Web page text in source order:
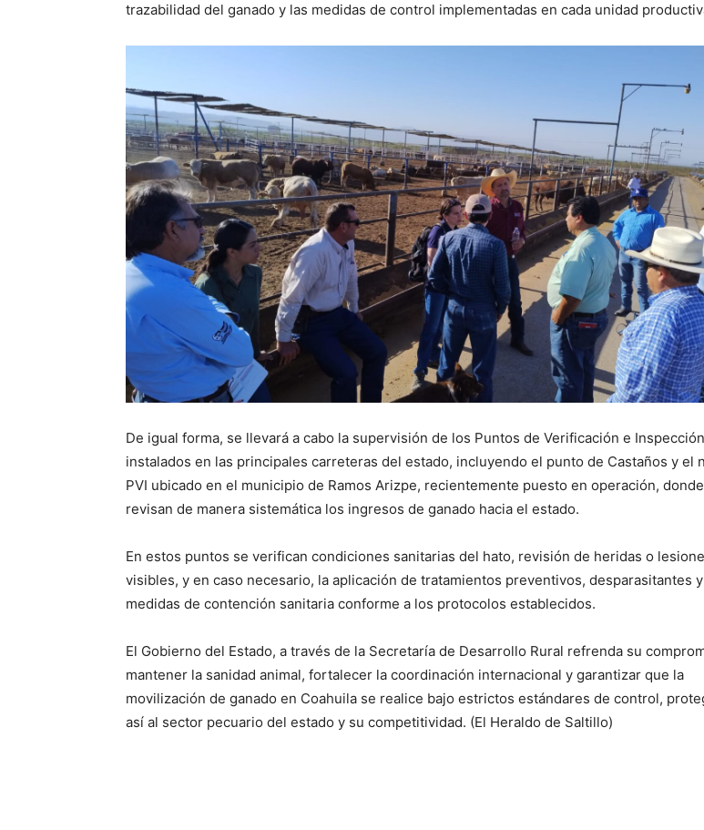
trazabilidad del ganado y las medidas de control implementadas en cada unidad
De igual forma, se llevará a cabo la supervisión de los Puntos de Verificación e
instalados en las principales carreteras del estado, incluyendo el punto de Castaños y el
PVI ubicado en el municipio de Ramos Arizpe, recientemente puesto en operación,
revisan de manera sistemática los ingresos de ganado hacia el estado.
En estos puntos se verifican condiciones sanitarias del hato, revisión de heridas o
visibles, y en caso necesario, la aplicación de tratamientos preventivos, desparasitantes y
medidas de contención sanitaria conforme a los protocolos establecidos.
El Gobierno del Estado, a través de la Secretaría de Desarrollo Rural refrenda su
mantener la sanidad animal, fortalecer la coordinación internacional y garantizar que la
movilización de ganado en Coahuila se realice bajo estrictos estándares de control,
así al sector pecuario del estado y su competitividad. (El Heraldo de Saltillo)